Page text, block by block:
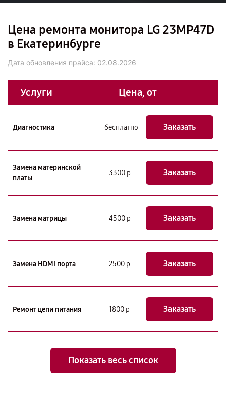
Цена ремонта монитора LG 23MP47D
в Екатеринбурге
Дата обновления прайса: 02.08.2026
Услуги Цена, от
Диагностика бесплатно Заказать
Замена материнской
платы
3300 р Заказать
Замена матрицы 4500 р Заказать
Замена HDMI порта 2500 р Заказать
Ремонт цепи питания 1800 р Заказать
Показать весь список